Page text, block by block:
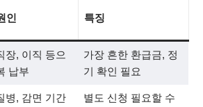
인 특징
장, 이직 등으
납부
가장 흔한 환급금, 정
기 확인 필요
병, 감면 기간
별도 신청 필요할 수